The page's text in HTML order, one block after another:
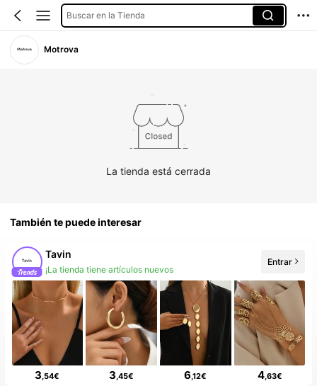
Buscar en la Tienda
Motrova
La tienda está cerrada
También te puede interesar
Tavin
Aumento de seguidores 509%
Entrar
3 ,54€ 3 ,45€ 6 ,12€ 4,63€